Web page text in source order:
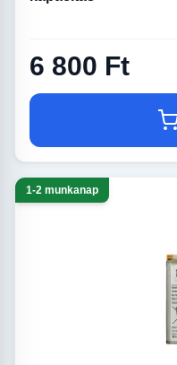
6 800 Ft
1-2 munkanap